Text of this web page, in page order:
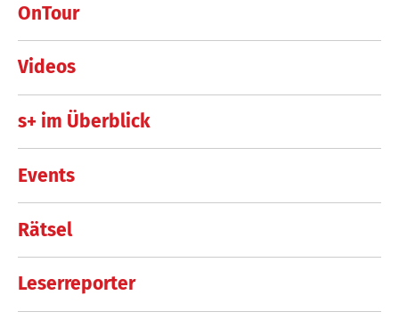
OnTour
Videos
s+ im Überblick
Events
Rätsel
Leserreporter